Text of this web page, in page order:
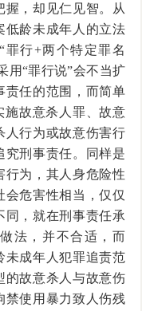
，却见仁见智。从
低龄未成年人的立法
罪行+两个特定罪名
用“罪行说”会不当扩
责任的范围，而简单
施故意杀人罪、故意
人行为或故意伤害行
究刑事责任。同样是
行为，其人身危险性
危害性相当，仅仅
同，就在刑事责任承
法，并不合适，而
未成年人犯罪追责范
的故意杀人与故意伤
禁使用暴力致人伤残